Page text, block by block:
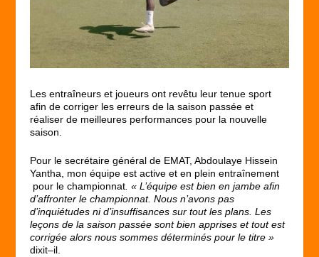
Les entraîneurs et joueurs ont revêtu leur tenue sport
afin de corriger les erreurs de la saison passée et
réaliser de meilleures performances pour la nouvelle
saison.
Pour le secrétaire général de EMAT, Abdoulaye Hissein
Yantha, mon équipe est active et en plein entraînement
pour le championnat . « L’équipe est bien en jambe afin
d’affronter le championnat. Nous n’avons pas
d’inquiétudes ni d’insuffisances sur tout les plans. Les
leçons de la saison passée sont bien apprises et tout est
corrigée alors nous sommes déterminés pour le titre »
dixit–il.